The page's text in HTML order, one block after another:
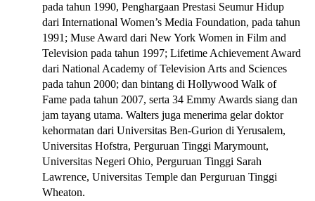
pada tahun 1990, Penghargaan Prestasi Seumur Hidup
dari International Women’s Media Foundation, pada tahun
1991; Muse Award dari New York Women in Film and
Television pada tahun 1997; Lifetime Achievement Award
dari National Academy of Television Arts and Sciences
pada tahun 2000; dan bintang di Hollywood Walk of
Fame pada tahun 2007, serta 34 Emmy Awards siang dan
jam tayang utama. Walters juga menerima gelar doktor
kehormatan dari Universitas Ben-Gurion di Yerusalem,
Universitas Hofstra, Perguruan Tinggi Marymount,
Universitas Negeri Ohio, Perguruan Tinggi Sarah
Lawrence, Universitas Temple dan Perguruan Tinggi
Wheaton.